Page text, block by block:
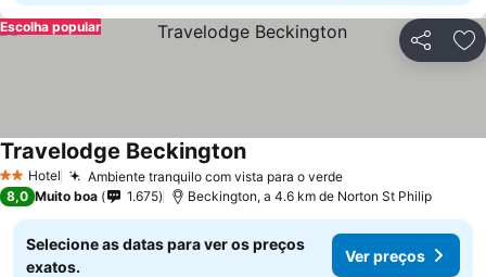
Partilhar
Escolha popular
2 Estrelas
Hotel Ambiente tranquilo com vista para o verde
Travelodge Beckington
8,0 Muito boa 1.675 Beckington, a 4.6 km de Norton St Philip
Selecione as datas para ver os preços
exatos.
Ver preços